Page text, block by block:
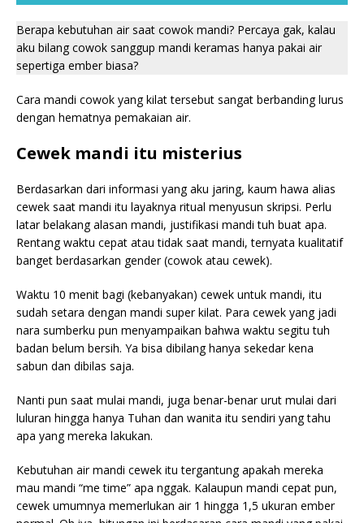
Berapa kebutuhan air saat cowok mandi? Percaya gak, kalau
aku bilang cowok sanggup mandi keramas hanya pakai air
sepertiga ember biasa?
Cara mandi cowok yang kilat tersebut sangat berbanding lurus
dengan hematnya pemakaian air.
Cewek mandi itu misterius
Berdasarkan dari informasi yang aku jaring, kaum hawa alias
cewek saat mandi itu layaknya ritual menyusun skripsi. Perlu
latar belakang alasan mandi, justifikasi mandi tuh buat apa.
Rentang waktu cepat atau tidak saat mandi, ternyata kualitatif
banget berdasarkan gender (cowok atau cewek).
Waktu 10 menit bagi (kebanyakan) cewek untuk mandi, itu
sudah setara dengan mandi super kilat. Para cewek yang jadi
nara sumberku pun menyampaikan bahwa waktu segitu tuh
badan belum bersih. Ya bisa dibilang hanya sekedar kena
sabun dan dibilas saja.
Nanti pun saat mulai mandi, juga benar-benar urut mulai dari
luluran hingga hanya Tuhan dan wanita itu sendiri yang tahu
apa yang mereka lakukan.
Kebutuhan air mandi cewek itu tergantung apakah mereka
mau mandi “me time” apa nggak. Kalaupun mandi cepat pun,
cewek umumnya memerlukan air 1 hingga 1,5 ukuran ember